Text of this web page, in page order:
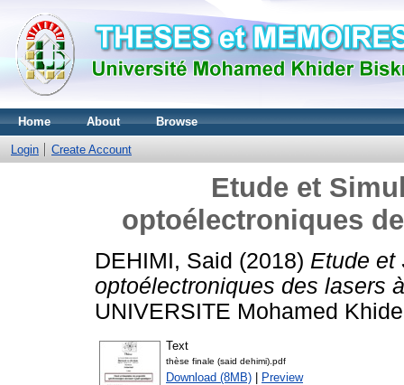
Home About Browse
Login Create Account
Etude et
optoélectroniques
DEHIMI, Said (2018) Etude et
optoélectroniques des lasers
UNIVERSITE Mohamed
Text
thèse finale (said dehimi).pdf
Download (8MB) | Preview